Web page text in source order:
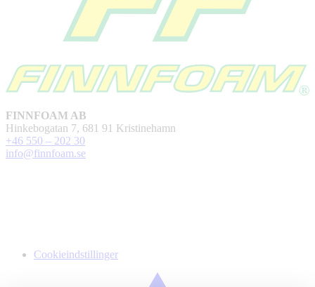
FINNFOAM AB
Hinkebogatan 7, 681 91 Kristinehamn
+46 550 – 202 30
info@finnfoam.se
Cookieindstillinger